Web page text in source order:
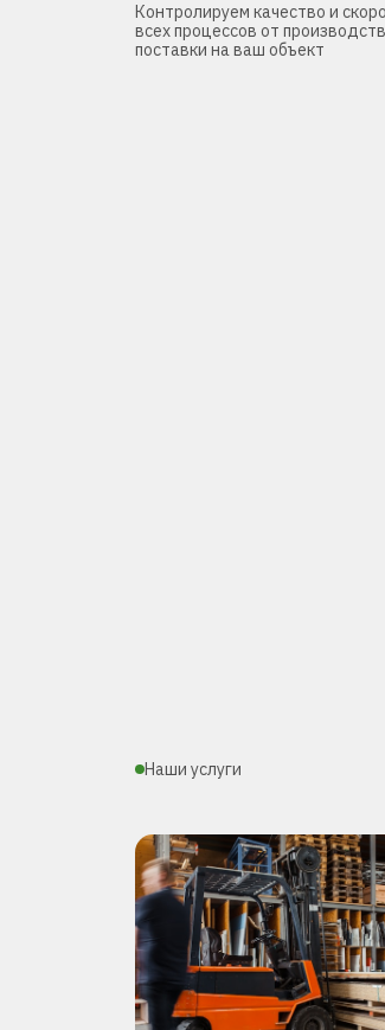
Контролируем качество и
всех процессов от
поставки на ваш объект
Наши услуги